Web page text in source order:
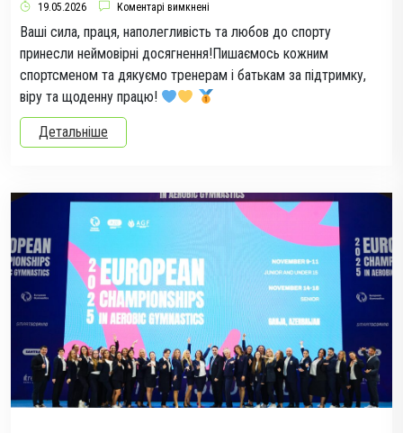
19.05.2026 Коментарі вимкнені
Ваші сила, праця, наполегливість та любов до спорту
принесли неймовірні досягнення!Пишаємось кожним
спортсменом та дякуємо тренерам і батькам за підтримку,
віру та щоденну працю!
Детальніше